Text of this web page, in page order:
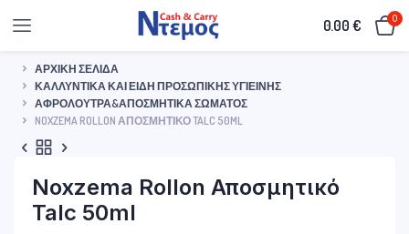
0.00€ 0
ΑΡΧΙΚΉ ΣΕΛΊΔΑ
ΚΑΛΛΥΝΤΙΚΆ ΚΑΙ ΕΊΔΗ ΠΡΟΣΩΠΙΚΉΣ ΥΓΙΕΙΝΉΣ
ΑΦΡΌΛΟΥΤΡΑ&ΑΠΟΣΜΗΤΙΚΆ ΣΏΜΑΤΟΣ
NOXZEMA ROLLON ΑΠΟΣΜΗΤΙΚΌ TALC 50ML
Noxzema Rollon Αποσμητικό
Talc 50ml